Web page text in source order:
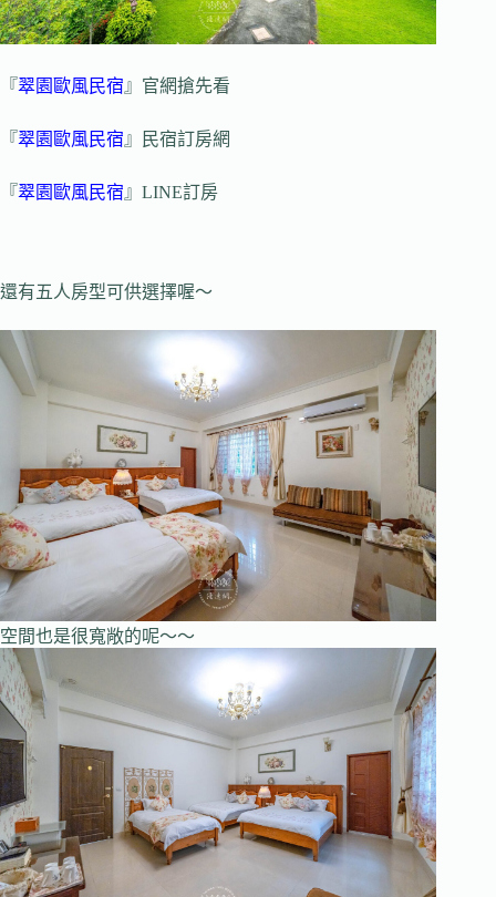
『翠園歐風民宿 』官網搶先看
『翠園歐風民宿 』民宿訂房網
『翠園歐風民宿 』LINE訂房
還有五人房型可供選擇喔～
空間也是很寬敞的呢～～